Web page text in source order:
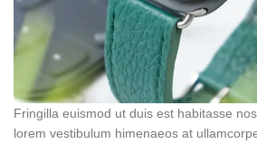
Fringilla euismod ut duis est habitasse
lorem vestibulum himenaeos at